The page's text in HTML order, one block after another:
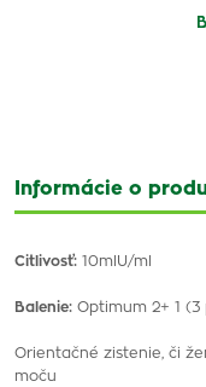
Informácie o
Citlivosť: 10mlU/ml
Balenie: Optimum 2+ 1
Orientačné zistenie, či
moču